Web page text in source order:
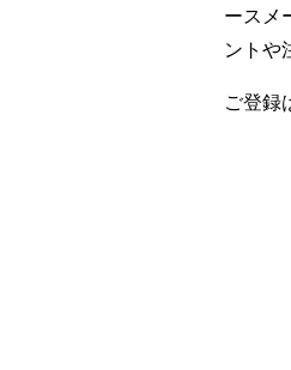
ースメ
ントや
ご登録